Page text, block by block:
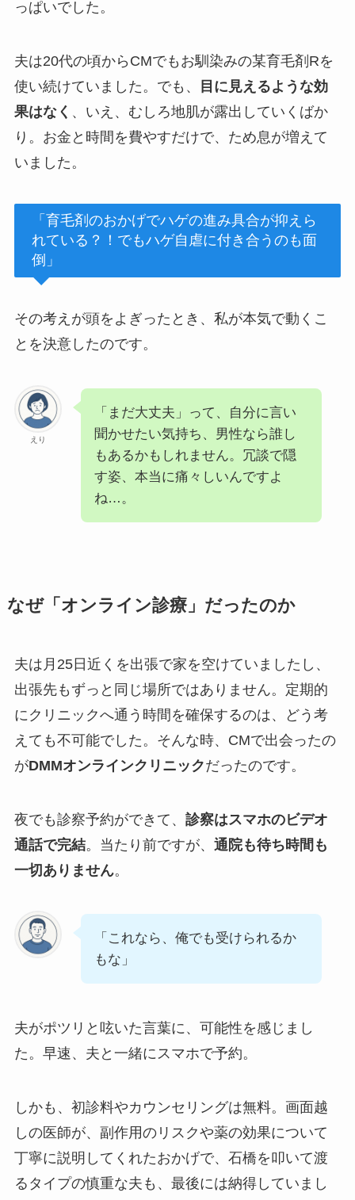
っぱいでした。
夫は20代の頃からCMでもお馴染みの某育毛剤Rを
使い続けていました。でも、
目に見えるような効
果はなく 、いえ、むしろ地肌が露出していくばか
り。お金と時間を費やすだけで、ため息が増えて
いました。
「育毛剤のおかげでハゲの進み具合が抑えら
れている？！でもハゲ自虐に付き合うのも面
倒」
その考えが頭をよぎったとき、私が本気で動くこ
とを決意したのです。
えり
「まだ大丈夫」って、自分に言い
聞かせたい気持ち、男性なら誰し
もあるかもしれません。冗談で隠
す姿、本当に痛々しいんですよ
ね…。
なぜ「オンライン診療」だったのか
夫は月25日近くを出張で家を空けていましたし、
出張先もずっと同じ場所ではありません。定期的
にクリニックへ通う時間を確保するのは、どう考
えても不可能でした。そんな時、CMで出会ったの
がDMMオンラインクリニックだったのです。
夜でも診察予約ができて、 診察はスマホのビデオ
通話で完結。当たり前ですが、 通院も待ち時間も
一切ありません。
「これなら、俺でも受けられるか
もな」
夫がポツリと呟いた言葉に、可能性を感じまし
た。早速、夫と一緒にスマホで予約。
しかも、初診料やカウンセリングは無料。画面越
しの医師が、副作用のリスクや薬の効果について
丁寧に説明してくれたおかげで、石橋を叩いて渡
るタイプの慎重な夫も、最後には納得していまし